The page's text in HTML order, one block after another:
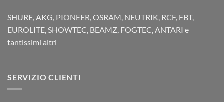
SHURE, AKG, PIONEER, OSRAM, NEUTRIK, RCF, FBT,
EUROLITE, SHOWTEC, BEAMZ, FOGTEC, ANTARI e
tantissimi altri
SERVIZIO CLIENTI